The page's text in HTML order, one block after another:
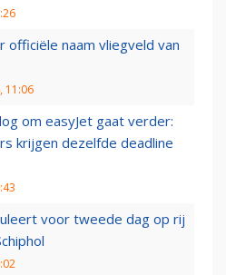
officiële naam vliegveld van
11:06
om easyJet gaat verder:
krijgen dezelfde deadline
voor tweede dag op rij